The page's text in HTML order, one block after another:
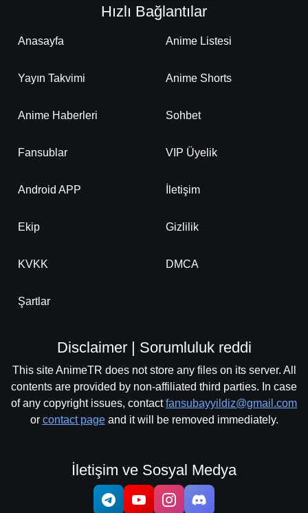
Hızlı Bağlantılar
Anasayfa Anime Listesi
Yayın Takvimi Anime Shorts
Anime Haberleri Sohbet
Fansublar VIP Üyelik
Android APP İletişim
Ekip Gizlilik
KVKK DMCA
Şartlar
Disclaimer | Sorumluluk reddi
This site AnimeTR does not store any files on its server. All
contents are provided by non-affiliated third parties. In case
of any copyright issues, contactfansubayyildiz@gmail.com
or contact pageand it will be removed immediately.
İletişim ve Sosyal Medya